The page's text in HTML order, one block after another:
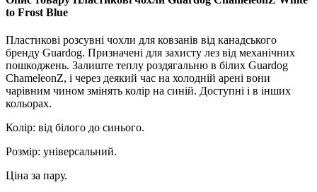
to Frost Blue
Пластикові розсувні чохли для ковзанів від канадського
бренду Guardog. Призначені для захисту лез від механічних
пошкоджень. Залиште теплу роздягальню в білих Guardog
ChameleonZ, і через деякий час на холодній арені вони
чарівним чином змінять колір на синій. Доступні і в інших
кольорах.
Колір: від білого до синього.
Розмір: універсальний.
Ціна за пару.